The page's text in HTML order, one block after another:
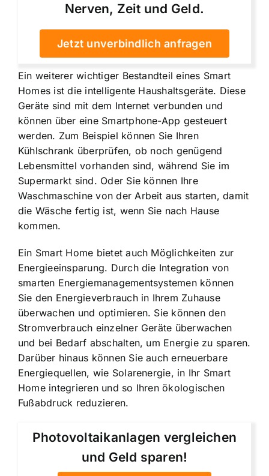
Nerven, Zeit und Geld.
Jetzt unverbindlich anfragen
Ein weiterer wichtiger Bestandteil eines Smart
Homes ist die intelligente Haushaltsgeräte. Diese
Geräte sind mit dem Internet verbunden und
können über eine Smartphone-App gesteuert
werden. Zum Beispiel können Sie Ihren
Kühlschrank überprüfen, ob noch genügend
Lebensmittel vorhanden sind, während Sie im
Supermarkt sind. Oder Sie können Ihre
Waschmaschine von der Arbeit aus starten, damit
die Wäsche fertig ist, wenn Sie nach Hause
kommen.
Ein Smart Home bietet auch Möglichkeiten zur
Energieeinsparung. Durch die Integration von
smarten Energiemanagementsystemen können
Sie den Energieverbrauch in Ihrem Zuhause
überwachen und optimieren. Sie können den
Stromverbrauch einzelner Geräte überwachen
und bei Bedarf abschalten, um Energie zu sparen.
Darüber hinaus können Sie auch erneuerbare
Energiequellen, wie Solarenergie, in Ihr Smart
Home integrieren und so Ihren ökologischen
Fußabdruck reduzieren.
Photovoltaikanlagen vergleichen
und Geld sparen!